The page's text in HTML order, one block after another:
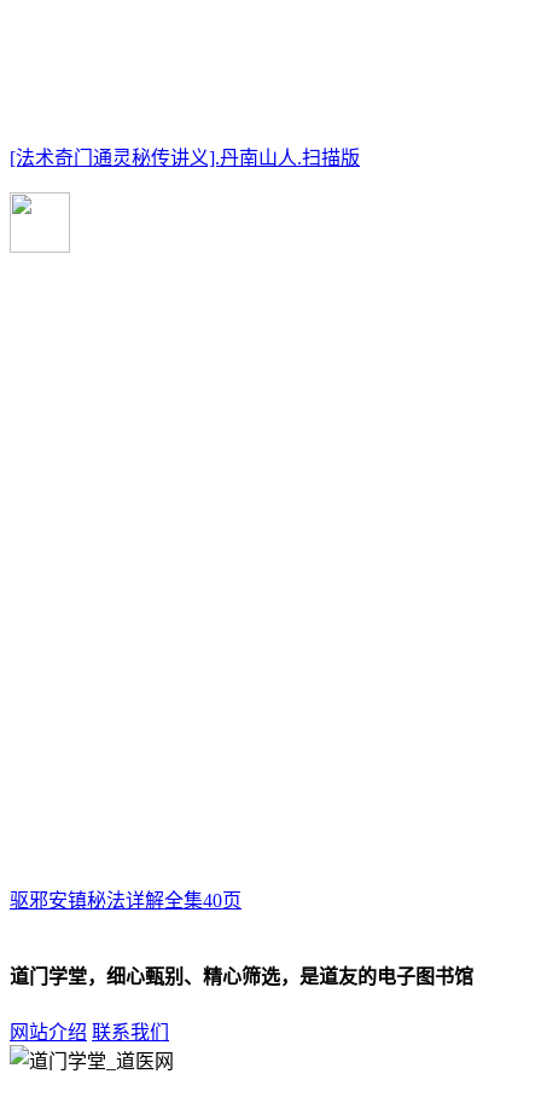
[法术奇门通灵秘传讲义].丹南山人.扫描版
驱邪安镇秘法详解全集40页
道门学堂，细心甄别、精心筛选，是道友的电子图书馆
网站介绍 联系我们